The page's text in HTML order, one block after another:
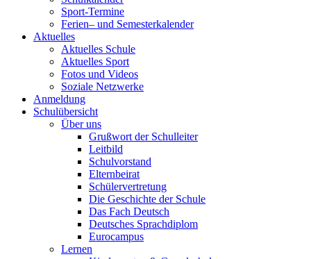
Sport-Termine
Ferien– und Semesterkalender
Aktuelles
Aktuelles Schule
Aktuelles Sport
Fotos und Videos
Soziale Netzwerke
Anmeldung
Schulübersicht
Über uns
Grußwort der Schulleiter
Leitbild
Schulvorstand
Elternbeirat
Schülervertretung
Die Geschichte der Schule
Das Fach Deutsch
Deutsches Sprachdiplom
Eurocampus
Lernen